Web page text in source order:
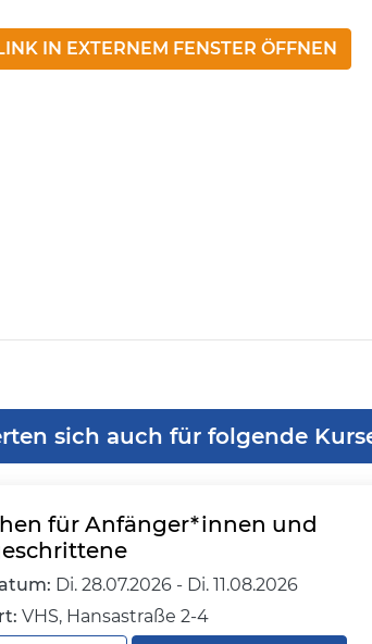
IN EXTERNEM FENSTER ÖFFNEN
sich auch für folgende
für Anfänger*innen und
Di. 28.07.2026 - Di. 11.08.2026
VHS, Hansastraße 2-4